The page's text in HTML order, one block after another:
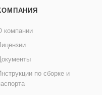
компании
по сборке и